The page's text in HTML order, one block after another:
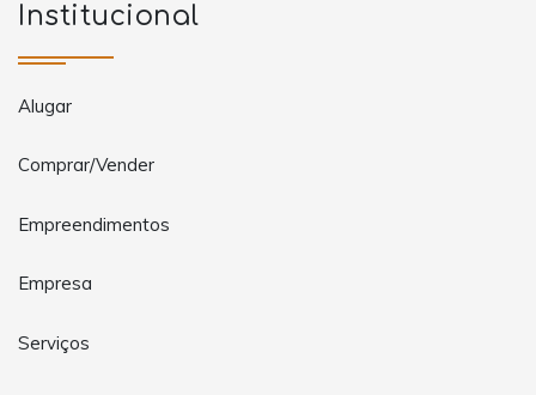
Institucional
Alugar
Comprar/Vender
Empreendimentos
Empresa
Serviços